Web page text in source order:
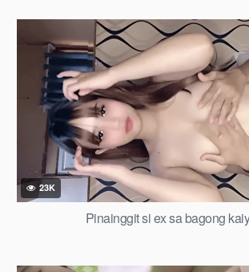
23K
Pinainggit si ex sa bagong